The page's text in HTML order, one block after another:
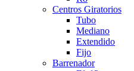
Centros Giratorios
Tubo
Mediano
Extendido
Fijo
Barrenador